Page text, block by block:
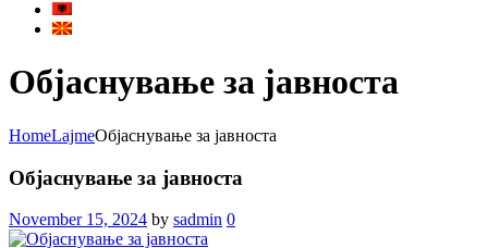
Објаснување за јавноста
HomeLajmeОбјаснување за јавноста
Објаснување за јавноста
November 15, 2024 by sadmin 0